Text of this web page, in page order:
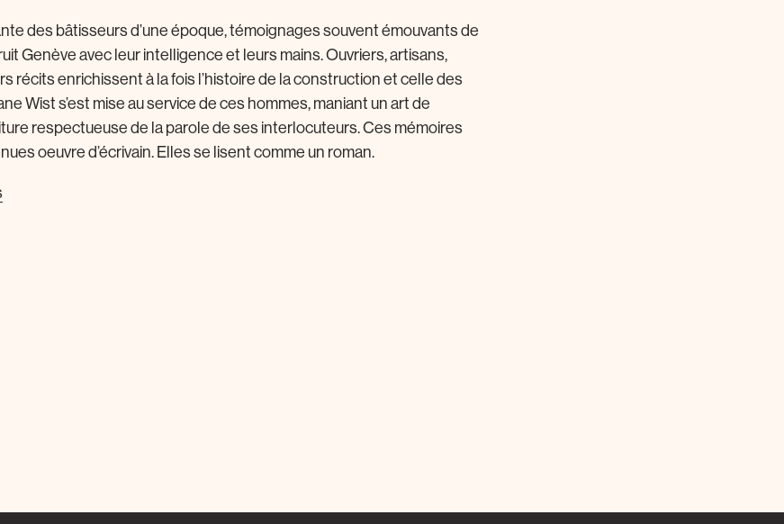
des bâtisseurs d’une époque, témoignages souvent émouvants de
Genève avec leur intelligence et leurs mains. Ouvriers, artisans,
récits enrichissent à la fois l’histoire de la construction et celle des
Wist s’est mise au service de ces hommes, maniant un art de
respectueuse de la parole de ses interlocuteurs. Ces mémoires
oeuvre d’écrivain. Elles se lisent comme un roman.